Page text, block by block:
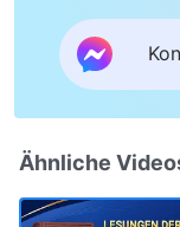
Ähnliche